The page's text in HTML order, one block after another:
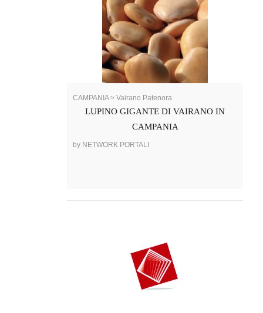
CAMPANIA > Vairano Patenora
LUPINO GIGANTE DI VAIRANO IN
CAMPANIA
by NETWORK PORTALI